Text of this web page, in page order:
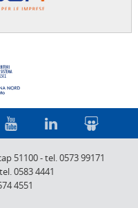
51100-tel. 0573 99171
tel. 0583 4441
4551